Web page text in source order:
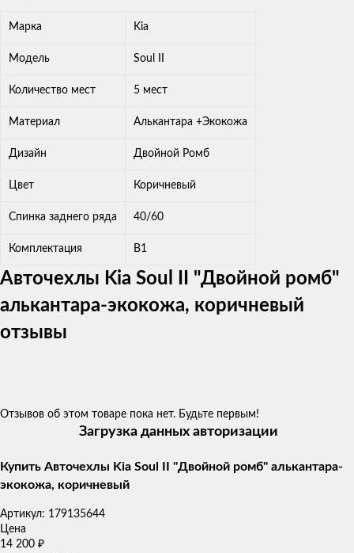
Марка Kia
Модель Soul II
Количество мест 5 мест
Материал Алькантара +Экокожа
Дизайн Двойной Ромб
Цвет Коричневый
Спинка заднего ряда 40/60
Комплектация В1
Авточехлы Kia Soul II "Двойной ромб"
алькантара-экокожа, коричневый
отзывы
Отзывов об этом товаре пока нет. Будьте первым!
Загрузка данных авторизации
Купить Авточехлы Kia Soul II "Двойной ромб" алькантара-
экокожа, коричневый
Артикул: 179135644
Цена
14 200 ₽